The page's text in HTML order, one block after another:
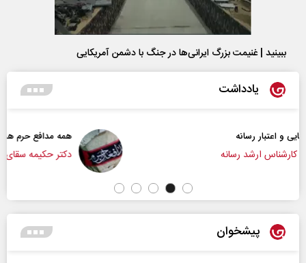
ببینید | غنیمت بزرگ ایرانی‌ها در جنگ با دشمن آمریکایی
یادداشت
همه مدافع حرم هستیم
دکتر حکیمه سقای بی‌ریا - استادیار دانشگاه تهران
پیشخوان